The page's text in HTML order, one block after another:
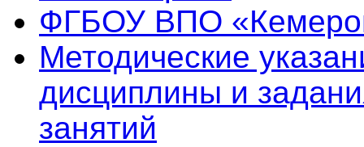
ФГБОУ ВПО
Методические
дисциплины и
занятий